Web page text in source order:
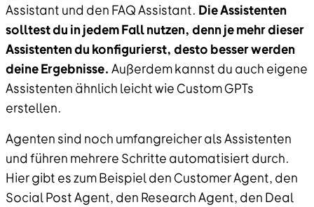
Assistant und den FAQ Assistant. Die Assistenten
solltest du in jedem Fall nutzen, denn je mehr dieser
Assistenten du konfigurierst, desto besser werden
deine Ergebnisse. Außerdem kannst du auch eigene
Assistenten ähnlich leicht wie Custom GPTs
erstellen.
Agenten sind noch umfangreicher als Assistenten
und führen mehrere Schritte automatisiert durch.
Hier gibt es zum Beispiel den Customer Agent, den
Social Post Agent, den Research Agent, den Deal